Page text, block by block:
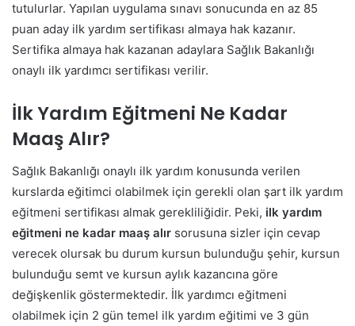
tutulurlar. Yapılan uygulama sınavı sonucunda en az 85
puan aday ilk yardım sertifikası almaya hak kazanır.
Sertifika almaya hak kazanan adaylara Sağlık Bakanlığı
onaylı ilk yardımcı sertifikası verilir.
İlk Yardım Eğitmeni Ne Kadar
Maaş Alır?
Sağlık Bakanlığı onaylı ilk yardım konusunda verilen
kurslarda eğitimci olabilmek için gerekli olan şart ilk yardım
eğitmeni sertifikası almak gerekliliğidir. Peki, ilk yardım
eğitmeni ne kadar maaş alır sorusuna sizler için cevap
verecek olursak bu durum kursun bulunduğu şehir, kursun
bulunduğu semt ve kursun aylık kazancına göre
değişkenlik göstermektedir. İlk yardımcı eğitmeni
olabilmek için 2 gün temel ilk yardım eğitimi ve 3 gün